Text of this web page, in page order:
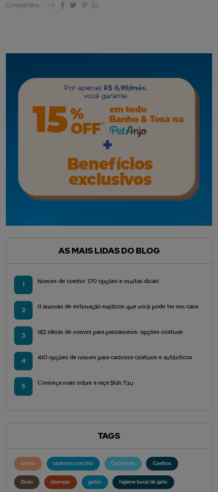
Compartilhe
AS MAIS LIDAS DO BLOG
1 Nomes de coelho: 170 opções e muitas dicas!
2 11 animais de estimação exóticos que você pode ter em casa
3 182 ideias de nomes para passarinhos: opções criativas
4 410 opções de nomes para cachorro criativos e autênticos
5 Conheça mais sobre a raça Shih Tzu
TAGS
banho cachorro com frio Cachorros Coelhos
Dicas doenças gatos higiene bucal de gato